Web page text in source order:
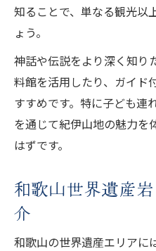
知ることで、単なる観光以
ょう。
神話や伝説をより深く知り
料館を活用したり、ガイド
すすめです。特に子ども連
を通じて紀伊山地の魅力を
はずです。
和歌山世界遺産
介
和歌山の世界遺産エリアに